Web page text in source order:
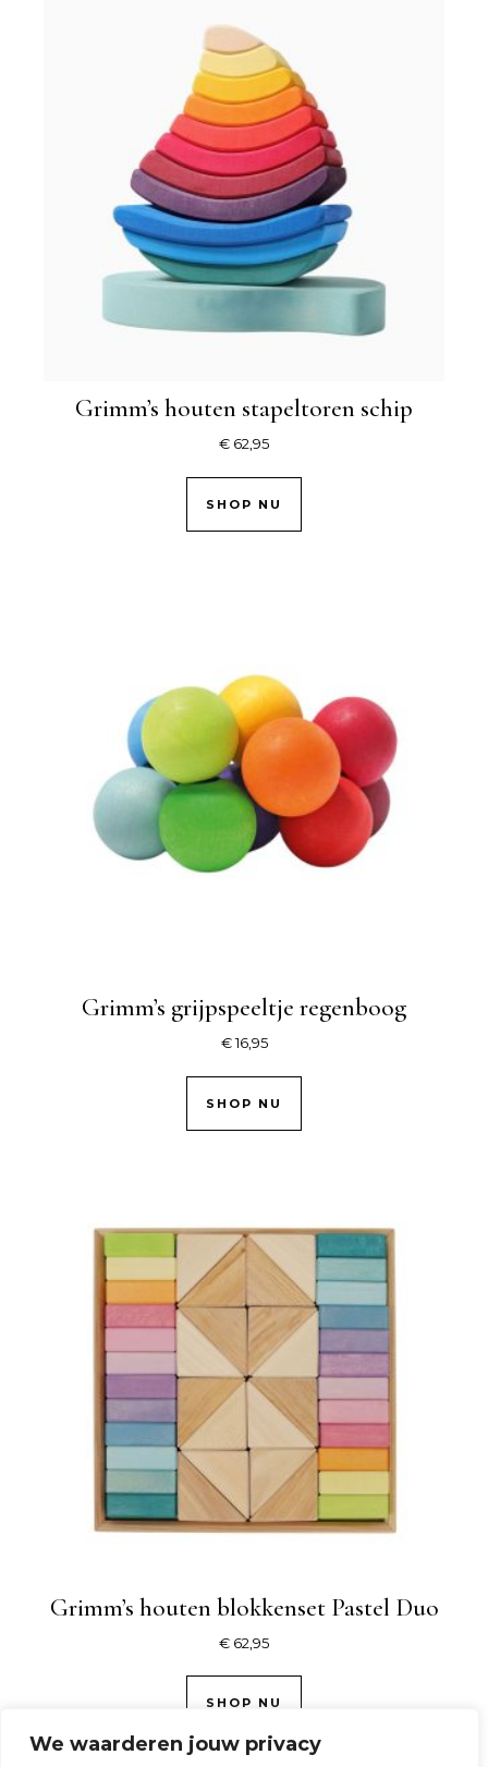
We waarderen jouw privacy
Grimm’s houten stapeltoren schip
€ 62,95
SHOP NU
Grimm’s grijpspeeltje regenboog
€16,95
SHOP NU
Grimm’s houten blokkenset Pastel Duo
€ 62,95
SHOP NU